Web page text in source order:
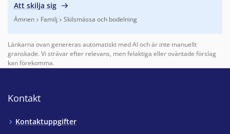
Att skilja sig
Ämnen Familj Skilsmässa och bodelning
Länkarna ovan genereras automatiskt med AI och är inte manuellt
granskade. Vi strävar efter relevans, men felaktiga eller oväntade förslag
kan förekomma.
Kontakt
Kontaktuppgifter